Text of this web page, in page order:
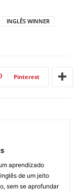
INGLÊS WINNER
Pinterest
aprendizado
de um jeito
sem se aprofundar